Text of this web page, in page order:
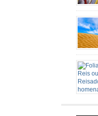
Este
grande
de